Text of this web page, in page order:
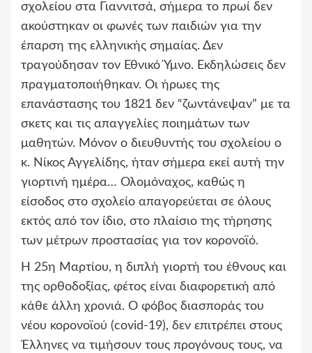
σχολείου στα Γιαννιτσά, σήμερα το πρωί δεν
ακούστηκαν οι φωνές των παιδιών για την
έπαρση της ελληνικής σημαίας. Δεν
τραγούδησαν τον Εθνικό Ύμνο. Εκδηλώσεις δεν
πραγματοποιήθηκαν. Οι ήρωες της
επανάστασης του 1821 δεν “ζωντάνεψαν” με τα
σκετς και τις απαγγελίες ποιημάτων των
μαθητών. Μόνον ο διευθυντής του σχολείου ο
κ. Νίκος Αγγελίδης, ήταν σήμερα εκεί αυτή την
γιορτινή ημέρα… Ολομόναχος, καθώς η
είσοδος στο σχολείο απαγορεύεται σε όλους
εκτός από τον ίδιο, στο πλαίσιο της τήρησης
των μέτρων προστασίας για τον κορονοϊό.
Η 25η Μαρτίου, η διπλή γιορτή του έθνους και
της ορθοδοξίας, φέτος είναι διαφορετική από
κάθε άλλη χρονιά. Ο φόβος διασποράς του
νέου κορονοϊού (covid-19), δεν επιτρέπει στους
Έλληνες να τιμήσουν τους προγόνους τους, να